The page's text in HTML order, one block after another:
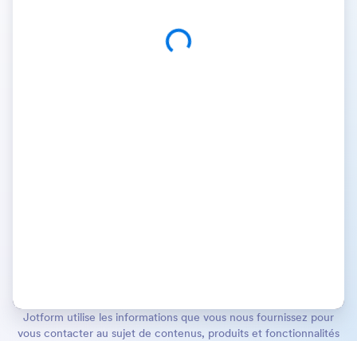
Jotform utilise les informations que vous nous fournissez pour
vous contacter au sujet de contenus, produits et fonctionnalités